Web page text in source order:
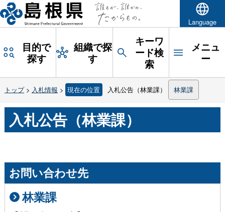
Language
目的で
探す
組織で探
す
キーワ
ード検
索
メニュ
ー
トップ> 入札情報 > 現在の位置 入札公告（林業課） 林業課
入札公告（林業課）
お問い合わせ先
林業課